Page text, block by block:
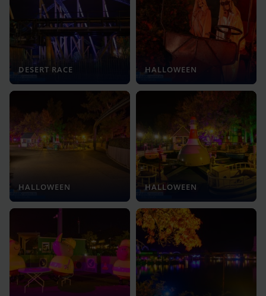
DESERT RACE HALLOWEEN
HALLOWEEN HALLOWEEN